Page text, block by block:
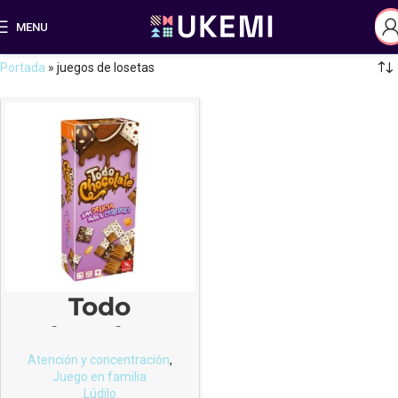
MENU
Portada » juegos de losetas
Todo
chocolate
Atención y concentración,
Juego en familia
Lúdilo